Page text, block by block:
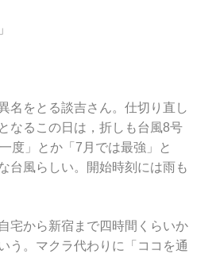
名をとる談吉さん。仕切り直し
なるこの日は，折しも台風8号
度」とか「7月では最強」と
台風らしい。開始時刻には雨も
宅から新宿まで四時間くらいか
う。マクラ代わりに「ココを通